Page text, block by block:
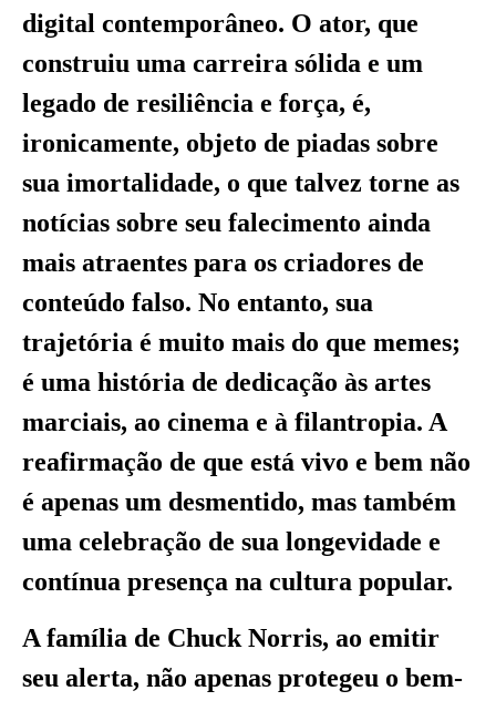
digital contemporâneo. O ator, que
construiu uma carreira sólida e um
legado de resiliência e força, é,
ironicamente, objeto de piadas sobre
sua imortalidade, o que talvez torne as
notícias sobre seu falecimento ainda
mais atraentes para os criadores de
conteúdo falso. No entanto, sua
trajetória é muito mais do que memes;
é uma história de dedicação às artes
marciais, ao cinema e à filantropia. A
reafirmação de que está vivo e bem não
é apenas um desmentido, mas também
uma celebração de sua longevidade e
contínua presença na cultura popular.
A família de Chuck Norris, ao emitir
seu alerta, não apenas protegeu o bem-